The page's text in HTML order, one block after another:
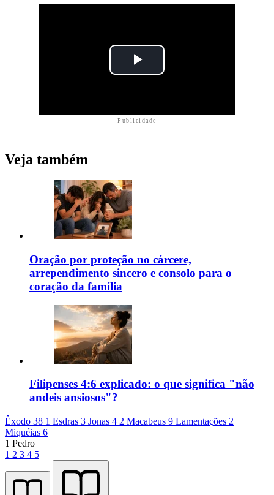
Publicidade
Veja também
Oração por proteção no cárcere,
arrependimento sincero e consolo para o
coração da família
Filipenses 4:6 explicado: o que significa "não
andeis ansiosos"?
Êxodo 38 1 Esdras 3 Jonas 4 2 Macabeus 9 Lamentações 2
Miquéias 6
1 Pedro
1 2 3 4 5